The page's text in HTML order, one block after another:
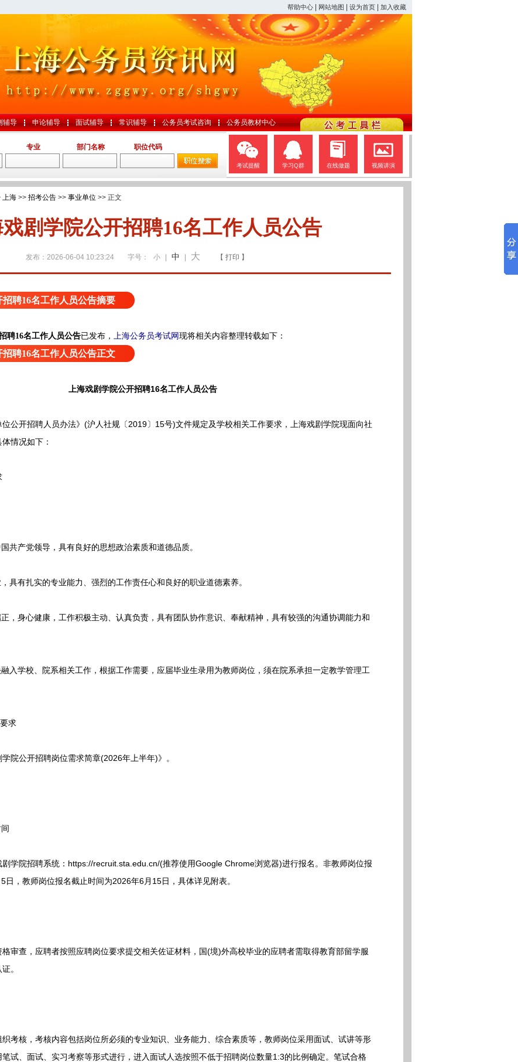
帮助中心 网站地图 设为首页 加入收藏
辅导 申论辅导 面试辅导 常识辅导 公务员考试咨询 公务员教材中心
专业 部门名称 职位代码
考试提醒 学习Q群 在线做题 视频讲演
上海 >> 招考公告 >> 事业单位 >> 正文
剧学院公开招聘16名工作人员公告
发布：2026-06-04 10:23:24 字号： 小 中 大 【 打印 】
招聘16名工作人员公告摘要
聘16名工作人员公告已发布， 上海公务员考试网现将相关内容整理转载如下：
招聘16名工作人员公告正文
上海戏剧学院公开招聘16名工作人员公告
开招聘人员办法》(沪人社规〔2019〕15号)文件规定及学校相关工作要求，上海戏剧学院现面向社
情况如下：
产党领导，具有良好的思想政治素质和道德品质。
有扎实的专业能力、强烈的工作责任心和良好的职业道德素养。
身心健康，工作积极主动、认真负责，具有团队协作意识、奉献精神，具有较强的沟通协调能力和
学校、院系相关工作，根据工作需要，应届毕业生录用为教师岗位，须在院系承担一定教学管理工
求
公开招聘岗位需求简章(2026年上半年)》。
院招聘系统：https://recruit.sta.edu.cn/(推荐使用Google Chrome浏览器)进行报名。非教师岗位报
日，教师岗位报名截止时间为2026年6月15日，具体详见附表。
查，应聘者按照应聘岗位要求提交相关佐证材料，国(境)外高校毕业的应聘者需取得教育部留学服
。
核，考核内容包括岗位所必须的专业知识、业务能力、综合素质等，教师岗位采用面试、试讲等形
试、面试、实习考察等形式进行，进入面试人选按照不低于招聘岗位数量1:3的比例确定。笔试合格